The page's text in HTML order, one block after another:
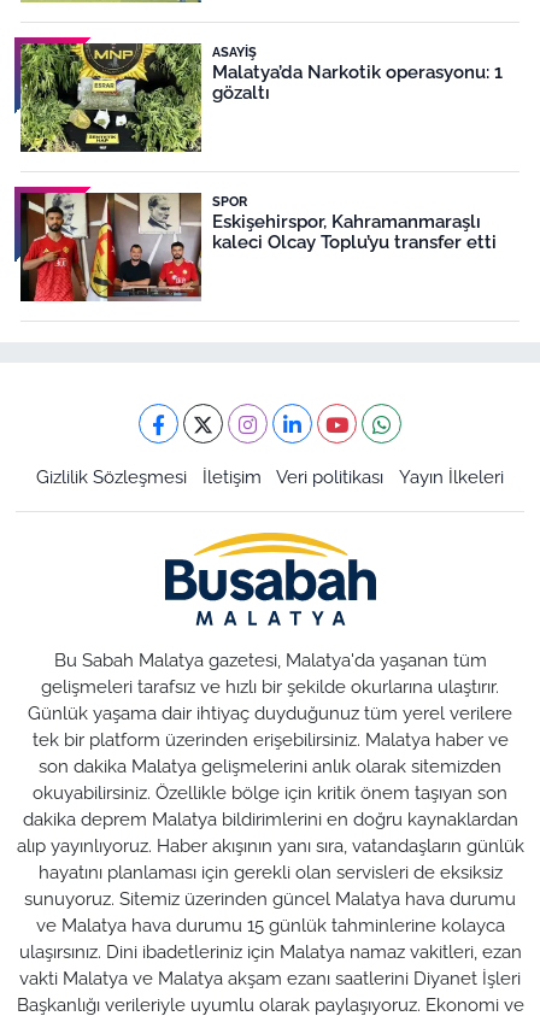
ASAYIŞ
Malatya’da Narkotik operasyonu: 1
gözaltı
SPOR
Eskişehirspor, Kahramanmaraşlı
kaleci Olcay Toplu’yu transfer etti
Gizlilik Sözleşmesi İletişim Veri politikası Yayın İlkeleri
Bu Sabah Malatya gazetesi, Malatya'da yaşanan tüm
gelişmeleri tarafsız ve hızlı bir şekilde okurlarına ulaştırır.
Günlük yaşama dair ihtiyaç duyduğunuz tüm yerel verilere
tek bir platform üzerinden erişebilirsiniz. Malatya haber ve
son dakika Malatya gelişmelerini anlık olarak sitemizden
okuyabilirsiniz. Özellikle bölge için kritik önem taşıyan son
dakika deprem Malatya bildirimlerini en doğru kaynaklardan
alıp yayınlıyoruz. Haber akışının yanı sıra, vatandaşların günlük
hayatını planlaması için gerekli olan servisleri de eksiksiz
sunuyoruz. Sitemiz üzerinden güncel Malatya hava durumu
ve Malatya hava durumu 15 günlük tahminlerine kolayca
ulaşırsınız. Dini ibadetleriniz için Malatya namaz vakitleri, ezan
vakti Malatya ve Malatya akşam ezanı saatlerini Diyanet İşleri
Başkanlığı verileriyle uyumlu olarak paylaşıyoruz. Ekonomi ve